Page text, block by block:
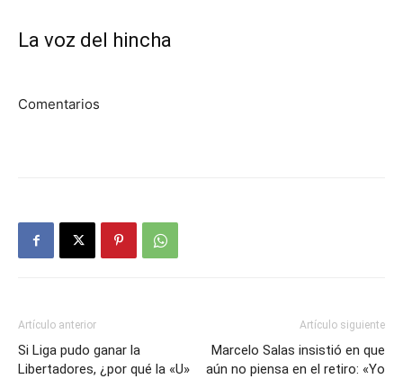
La voz del hincha
Comentarios
Artículo anterior
Si Liga pudo ganar la
Libertadores, ¿por qué la «U»
Artículo siguiente
Marcelo Salas insistió en que
aún no piensa en el retiro: «Yo